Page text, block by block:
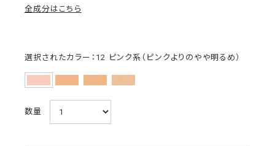
全成分はこちら
選択されたカラー：12 ピンク系（ピンクよりのやや明るめ）
数量